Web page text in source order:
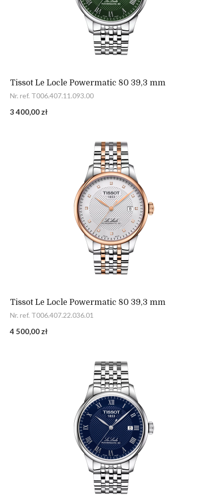
Tissot Le Locle Powermatic 80 39,3 mm
Nr. ref. T006.407.11.093.00
3 400,00 zł
Tissot Le Locle Powermatic 80 39,3 mm
Nr. ref. T006.407.22.036.01
4 500,00 zł